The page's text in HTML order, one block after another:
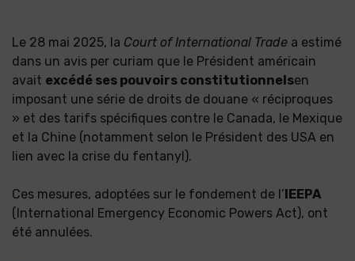
Le 28 mai 2025, la Court of International Trade a estimé
dans un avis per curiam que le Président américain
avait excédé ses pouvoirs constitutionnelsen
imposant une série de droits de douane « réciproques
» et des tarifs spécifiques contre le Canada, le Mexique
et la Chine (notamment selon le Président des USA en
lien avec la crise du fentanyl).
Ces mesures, adoptées sur le fondement de l’IEEPA
(International Emergency Economic Powers Act), ont
été annulées.